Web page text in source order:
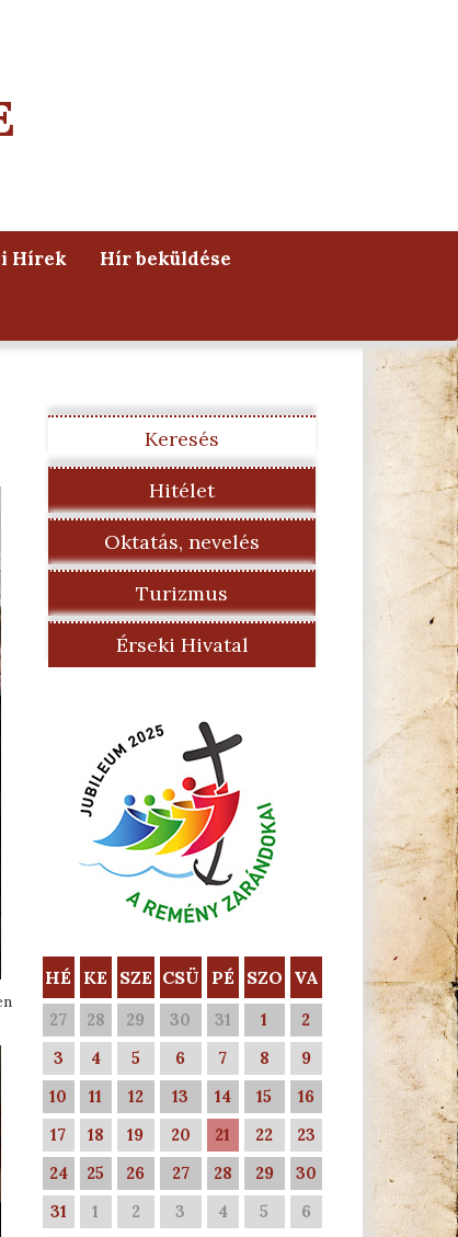
Hírek Hír beküldése
Keresés
Hitélet
Oktatás, nevelés
Turizmus
Érseki Hivatal
HÉ KE SZE CSÜ PÉ SZO VA
27 28 29 30 31 1
2
3
4 5 6 7 8
9
10
11 12 13 14 15
16
17
18 19 20 21 22
23
24
25 26 27 28 29
30
31
1 2 3 4 5 6